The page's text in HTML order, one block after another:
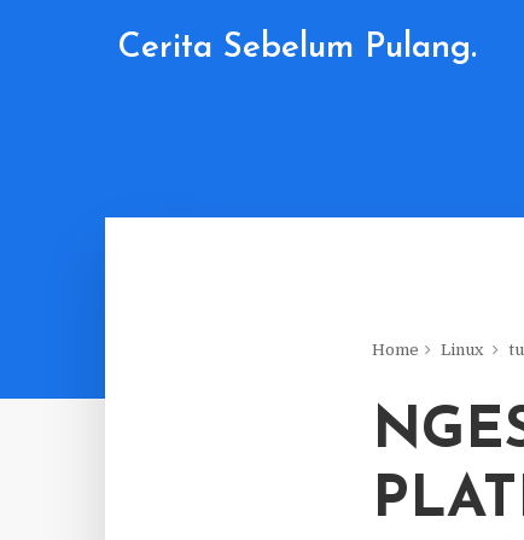
Cerita Sebelum Pulang.
Home Linux